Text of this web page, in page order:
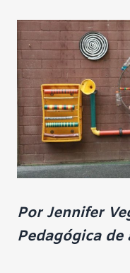
Por Jennifer
Pedagógica de